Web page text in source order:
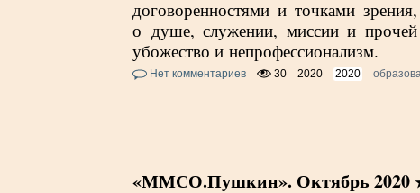
договоренностями и точками
о душе, служении, миссии и
убожество и непрофессионализм.
Нет комментариев 30 2020 2020
«ММСО.Пушкин». Октябрь 2020